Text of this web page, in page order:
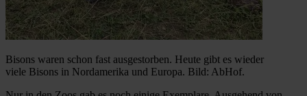
Bisons waren schon fast ausgestorben. Heute gibt es wieder
viele Bisons in Nordamerika und Europa. Bild: AbHof.